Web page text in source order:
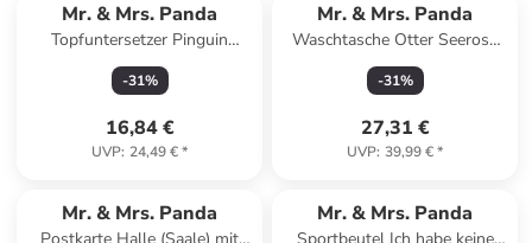
Mr. & Mrs. Panda
Topfuntersetzer Pinguin
Weihnachtsbaum Design o...
in Weiß
-31%
16,84 €
UVP: 24,49 €*
Mr. & Mrs. Panda
Waschtasche Otter Seerose
ohne Spruch in Grau Pastell
-31%
27,31 €
UVP: 39,99 €*
Mr. & Mrs. Panda Mr. & Mrs. Panda